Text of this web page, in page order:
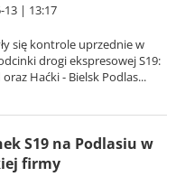
13 | 13:17
się kontrole uprzednie w
drogi ekspresowej S19:
Haćki - Bielsk Podlas...
S19 na Podlasiu w
firmy